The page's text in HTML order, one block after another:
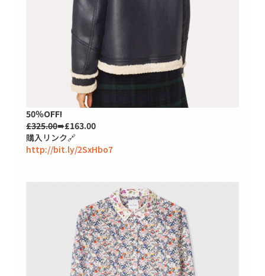
50％OFF!
£325.00➠£163.00
購入リンク🔗
http://bit.ly/2SxHbo7